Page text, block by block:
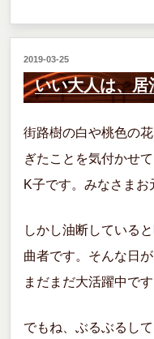
c
e
b
o
o
k
tt
er
e
投
稿
日:
2019-03-25
いい大人は、居
街路樹の白や桃色の
ぎたことを気付かせて
K子です。みなさまお
しかし油断している
曲者です。そんな日
まだまだ大活躍中です
でもね、ぶるぶるし